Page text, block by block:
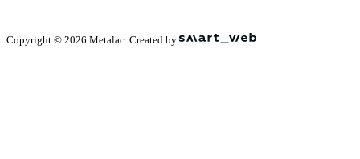
Copyright © 2026 Metalac. Created by